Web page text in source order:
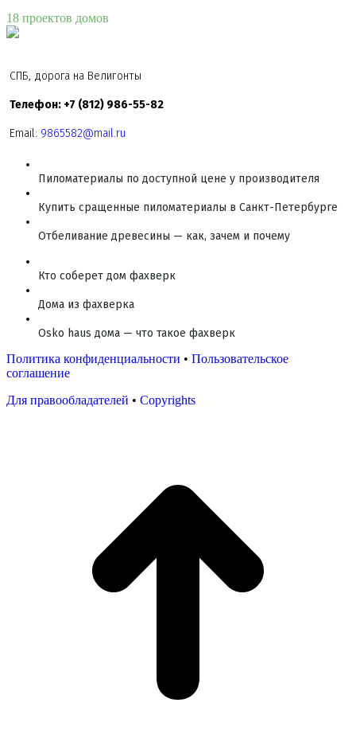
18 проектов домов
СПБ, дорога на Велигонты
Телефон: +7 (812) 986-55-82
Email: 9865582@mail.ru
Пиломатериалы по доступной цене у производителя
Купить сращенные пиломатериалы в Санкт-Петербурге
Отбеливание древесины — как, зачем и почему
Кто соберет дом фахверк
Дома из фахверка
Osko haus дома — что такое фахверк
Политика конфиденциальности • Пользовательское
соглашение
Для правообладателей • Copyrights